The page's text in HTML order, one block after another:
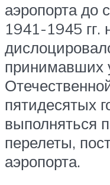
аэропорта до
1941-1945 гг.
принимавших
пятидесятых
выполняться
перелеты,
аэропорта.